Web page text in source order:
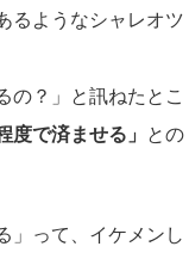
るようなシャレオツ
の？」と訊ねたとこ
度で済ませる」
との
」って、イケメンし